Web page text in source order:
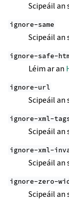
Scipeáil an
ignore-same
Scipeáil an
ignore-safe-
Léim ar an
ignore-url
Scipeáil an
ignore-xml-
Scipeáil an
ignore-xml-
Scipeáil an
ignore-zero-
Scipeáil an